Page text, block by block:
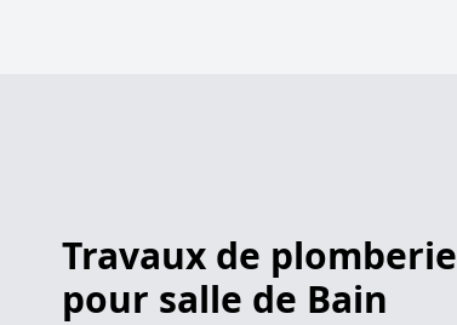
Travaux de plomberie
pour salle de Bain